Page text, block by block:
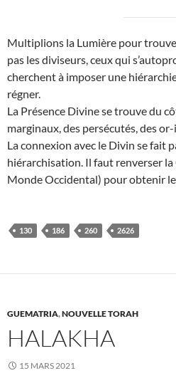
Multiplions la Lumière pour
pas les diviseurs, ceux qui
cherchent à imposer une
régner.
La Présence Divine se trouve du
marginaux, des persécutés, des
La connexion avec le Divin se fait
hiérarchisation. Il faut renverser
Monde Occidental) pour obtenir
130 186 260 2626
GUEMATRIA,NOUVELLE TORAH
HALAKHA
15 MARS 2021